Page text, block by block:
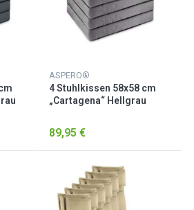
ASPERO®
4 Stuhlkissen 58x58 cm
„Cartagena“ Hellgrau
89,95 €